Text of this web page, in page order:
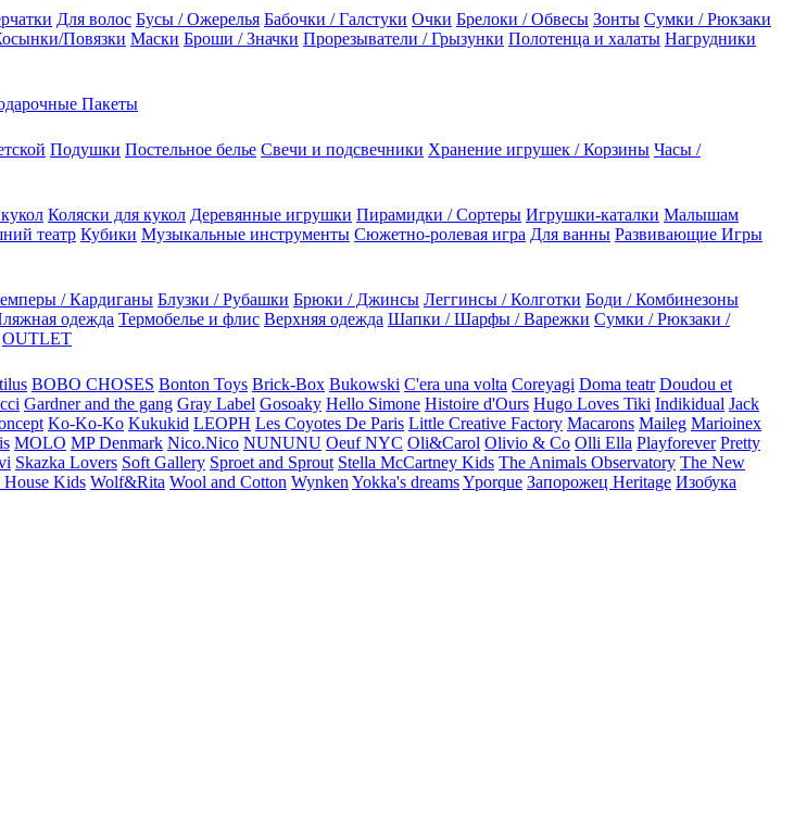
Для волос Бусы / Ожерелья Бабочки / Галстуки Очки Брелоки / Обвесы Зонты Сумки / Рюкзаки
Повязки Маски Броши / Значки Прорезыватели / Грызунки Полотенца и халаты Нагрудники
Пакеты
Подушки Постельное белье Свечи и подсвечники Хранение игрушек / Корзины Часы /
Коляски для кукол Деревянные игрушки Пирамидки / Сортеры Игрушки-каталки Малышам
театр Кубики Музыкальные инструменты Сюжетно-ролевая игра Для ванны Развивающие Игры
/ Кардиганы Блузки / Рубашки Брюки / Джинсы Леггинсы / Колготки Боди / Комбинезоны
одежда Термобелье и флис Верхняя одежда Шапки / Шарфы / Варежки Сумки / Рюкзаки /
OUTLET
BOBO CHOSES Bonton Toys Brick-Box Bukowski C'era una volta Coreyagi Doma teatr Doudou et
Gardner and the gang Gray Label Gosoaky Hello Simone Histoire d'Ours Hugo Loves Tiki Indikidual Jack
Ko-Ko-Ko Kukukid LEOPH Les Coyotes De Paris Little Creative Factory Macarons Maileg Marioinex
MOLO MP Denmark Nico.Nico NUNUNU Oeuf NYC Oli&Carol Olivio & Co Olli Ella Playforever Pretty
Skazka Lovers Soft Gallery Sproet and Sprout Stella McCartney Kids The Animals Observatory The New
House Kids Wolf&Rita Wool and Cotton Wynken Yokka's dreamsYporque Запорожец Heritage Изобука